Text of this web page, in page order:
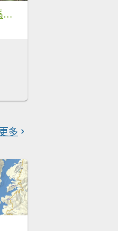
20251018台南 崁馬鞍部啟登崁頭山
多